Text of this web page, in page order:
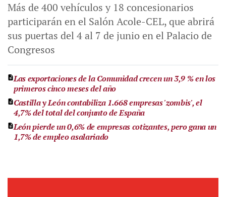
Más de 400 vehículos y 18 concesionarios
participarán en el Salón Acole-CEL, que abrirá
sus puertas del 4 al 7 de junio en el Palacio de
Congresos
Las exportaciones de la Comunidad crecen un 3,9 % en los
primeros cinco meses del año
Castilla y León contabiliza 1.668 empresas 'zombis', el
4,7% del total del conjunto de España
León pierde un 0,6% de empresas cotizantes, pero gana un
1,7% de empleo asalariado